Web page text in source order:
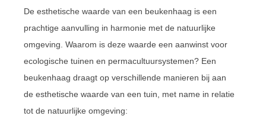
De esthetische waarde van een beukenhaag is een
prachtige aanvulling in harmonie met de natuurlijke
omgeving. Waarom is deze waarde een aanwinst voor
ecologische tuinen en permacultuursystemen? Een
beukenhaag draagt op verschillende manieren bij aan
de esthetische waarde van een tuin, met name in relatie
tot de natuurlijke omgeving: